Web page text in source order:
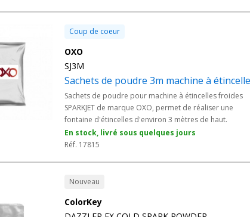
Coup de coeur
OXO
SJ3M
Sachets de poudre 3m machine à
Sachets de poudre pour machine à étincelles froides
SPARKJET de marque OXO, permet de réaliser une
fontaine d'étincelles d'environ 3 mètres de haut.
En stock, livré sous quelques jours
Réf. 17815
Nouveau
ColorKey